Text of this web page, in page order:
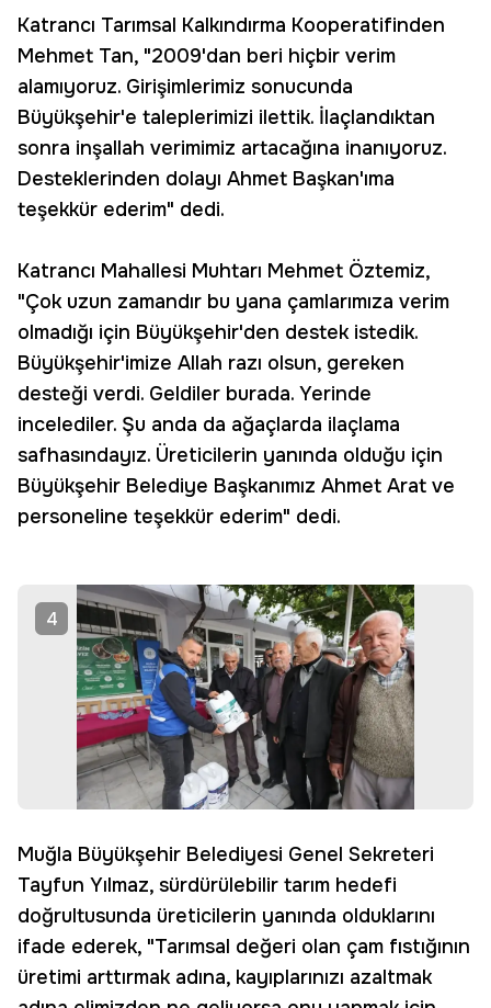
Katrancı Tarımsal Kalkındırma Kooperatifinden
Mehmet Tan, "2009'dan beri hiçbir verim
alamıyoruz. Girişimlerimiz sonucunda
Büyükşehir'e taleplerimizi ilettik. İlaçlandıktan
sonra inşallah verimimiz artacağına inanıyoruz.
Desteklerinden dolayı Ahmet Başkan'ıma
teşekkür ederim" dedi.
Katrancı Mahallesi Muhtarı Mehmet Öztemiz,
"Çok uzun zamandır bu yana çamlarımıza verim
olmadığı için Büyükşehir'den destek istedik.
Büyükşehir'imize Allah razı olsun, gereken
desteği verdi. Geldiler burada. Yerinde
incelediler. Şu anda da ağaçlarda ilaçlama
safhasındayız. Üreticilerin yanında olduğu için
Büyükşehir Belediye Başkanımız Ahmet Arat ve
personeline teşekkür ederim" dedi.
4
Muğla Büyükşehir Belediyesi Genel Sekreteri
Tayfun Yılmaz, sürdürülebilir tarım hedefi
doğrultusunda üreticilerin yanında olduklarını
ifade ederek, "Tarımsal değeri olan çam fıstığının
üretimi arttırmak adına, kayıplarınızı azaltmak